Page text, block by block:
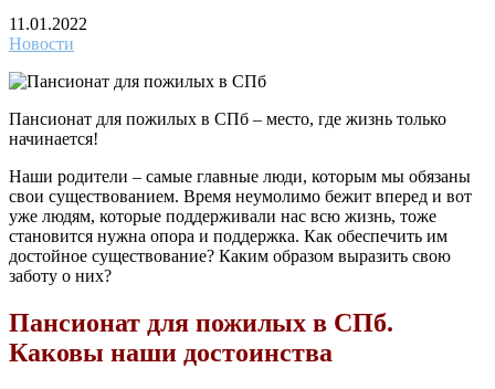
11.01.2022
Новости
Пансионат для пожилых в СПб – место, где жизнь только
начинается!
Наши родители – самые главные люди, которым мы обязаны
свои существованием. Время неумолимо бежит вперед и вот
уже людям, которые поддерживали нас всю жизнь, тоже
становится нужна опора и поддержка. Как обеспечить им
достойное существование? Каким образом выразить свою
заботу о них?
Пансионат для пожилых в СПб.
Каковы наши достоинства